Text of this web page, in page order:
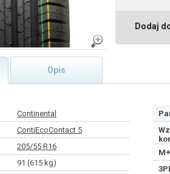
Dodaj
Opis
Continental
ContiEcoContact 5
205/55 R16
91 (615 kg)